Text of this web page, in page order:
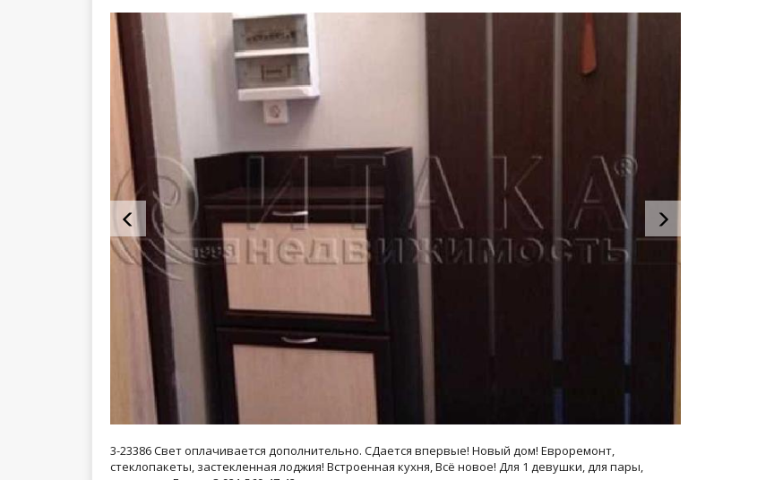
3-23386 Свет оплачивается дополнительно. СДается впервые! Новый дом! Евроремонт,
стеклопакеты, застекленная лоджия! Встроенная кухня, Всё новое! Для 1 девушки, для пары,